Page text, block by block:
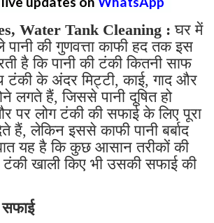
Water Tank Cleaning : घर में
पानी की गुणवत्ता काफी हद तक इस
है कि पानी की टंकी कितनी साफ
के अंदर मिट्टी, काई, गाद और
लगते हैं, जिससे पानी दूषित हो
पर लोग टंकी की सफाई के लिए पूरा
हैं, लेकिन इससे काफी पानी बर्बाद
यह है कि कुछ आसान तरीकों की
टंकी खाली किए भी उसकी सफाई की